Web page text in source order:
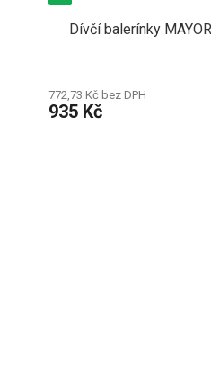
Dívčí balerínky
772,73 Kč bez DPH
935 Kč